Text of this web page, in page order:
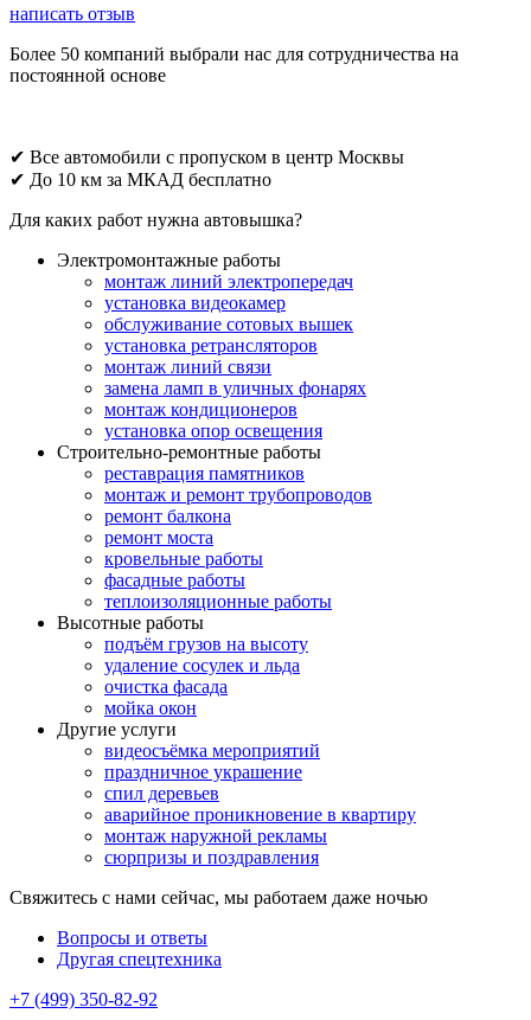
написать отзыв
Более 50 компаний выбрали нас для сотрудничества на
постоянной основе
✔ Все автомобили с пропуском в центр Москвы
✔ До 10 км за МКАД бесплатно
Для каких работ нужна автовышка?
Электромонтажные работы
монтаж линий электропередач
установка видеокамер
обслуживание сотовых вышек
установка ретрансляторов
монтаж линий связи
замена ламп в уличных фонарях
монтаж кондиционеров
установка опор освещения
Строительно-ремонтные работы
реставрация памятников
монтаж и ремонт трубопроводов
ремонт балкона
ремонт моста
кровельные работы
фасадные работы
теплоизоляционные работы
Высотные работы
подъём грузов на высоту
удаление сосулек и льда
очистка фасада
мойка окон
Другие услуги
видеосъёмка мероприятий
праздничное украшение
спил деревьев
аварийное проникновение в квартиру
монтаж наружной рекламы
сюрпризы и поздравления
Свяжитесь с нами сейчас, мы работаем даже ночью
Вопросы и ответы
Другая спецтехника
+7 (499) 350-82-92